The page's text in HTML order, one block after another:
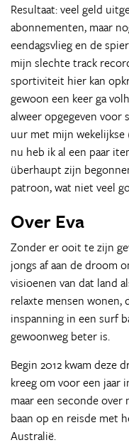
Resultaat: veel geld
abonnementen, maar
eendagsvlieg en de
mijn slechte track
sportiviteit hier kan
gewoon een keer ga
alweer opgegeven voor
uur met mijn
nu heb ik al een paar
überhaupt zijn
patroon, wat niet veel
Over Eva
Zonder er ooit te zijn
jongs af aan de droom
visioenen van dat land
relaxte mensen
inspanning in een surf
gewoonweg beter is.
Begin 2012 kwam deze
kreeg om voor een jaar
maar een seconde over
baan op en reisde met
Australië.